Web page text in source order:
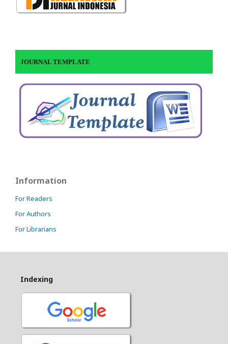
JOURNAL TEMPLATE
Information
For Readers
For Authors
For Librarians
Indexing